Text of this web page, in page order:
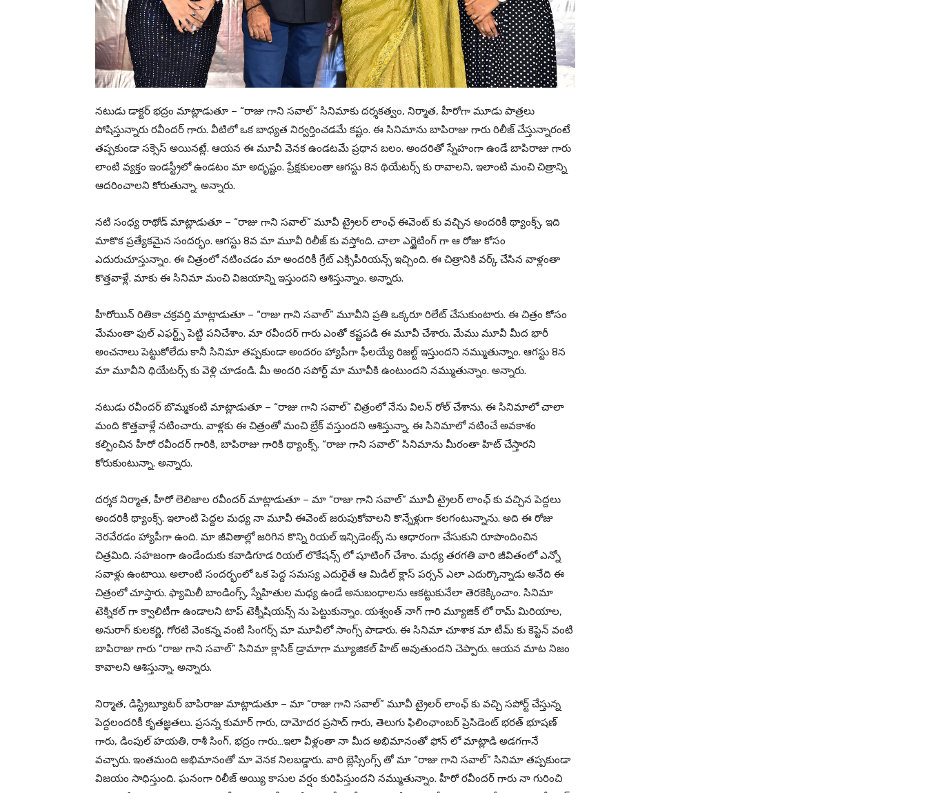
నటుడు డాక్టర్ భద్రం మాట్లాడుతూ – “రాజు గాని సవాల్” సినిమాకు దర్శకత్వం, నిర్మాత, హీరోగా మూడు పాత్రలు
పోషిస్తున్నారు రవీందర్ గారు. వీటిలో ఒక బాధ్యత నిర్వర్తించడమే కష్టం. ఈ సినిమాను బాపిరాజు గారు రిలీజ్ చేస్తున్నారంటే
తప్పకుండా సక్సెస్ అయినట్లే. ఆయన ఈ మూవీ వెనక ఉండటమే ప్రధాన బలం. అందరితో స్నేహంగా ఉండే బాపిరాజు గారు
లాంటి వ్యక్తం ఇండస్ట్రీలో ఉండటం మా అదృష్టం. ప్రేక్షకులంతా ఆగస్టు 8న థియేటర్స్ కు రావాలని, ఇలాంటి మంచి చిత్రాన్ని
ఆదరించాలని కోరుతున్నా. అన్నారు.
నటి సంధ్య రాథోడ్ మాట్లాడుతూ – “రాజు గాని సవాల్” మూవీ ట్రైలర్ లాంఛ్ ఈవెంట్ కు వచ్చిన అందరికీ థ్యాంక్స్. ఇది
మాకొక ప్రత్యేకమైన సందర్భం. ఆగస్టు 8వ మా మూవీ రిలీజ్ కు వస్తోంది. చాలా ఎగ్జైటింగ్ గా ఆ రోజు కోసం
ఎదురుచూస్తున్నాం. ఈ చిత్రంలో నటించడం మా అందరికీ గ్రేట్ ఎక్సిపీరియన్స్ ఇచ్చింది. ఈ చిత్రానికి వర్క్ చేసిన వాళ్లంతా
కొత్తవాళ్లే. మాకు ఈ సినిమా మంచి విజయాన్ని ఇస్తుందని ఆశిస్తున్నాం. అన్నారు.
హీరోయిన్ రితికా చక్రవర్తి మాట్లాడుతూ – “రాజు గాని సవాల్” మూవీని ప్రతి ఒక్కరూ రిలేట్ చేసుకుంటారు. ఈ చిత్రం కోసం
మేమంతా ఫుల్ ఎఫర్ట్స్ పెట్టి పనిచేశాం. మా రవీందర్ గారు ఎంతో కష్టపడి ఈ మూవీ చేశారు. మేము మూవీ మీద భారీ
అంచనాలు పెట్టుకోలేదు కానీ సినిమా తప్పకుండా అందరం హ్యాపీగా ఫీలయ్యే రిజల్ట్ ఇస్తుందని నమ్ముతున్నాం. ఆగస్టు 8న
మా మూవీని థియేటర్స్ కు వెళ్లి చూడండి. మీ అందరి సపోర్ట్ మా మూవీకి ఉంటుందని నమ్ముతున్నాం. అన్నారు.
నటుడు రవీందర్ బొమ్మకంటి మాట్లాడుతూ – “రాజు గాని సవాల్” చిత్రంలో నేను విలన్ రోల్ చేశాను. ఈ సినిమాలో చాలా
మంది కొత్తవాళ్లే నటించారు. వాళ్లకు ఈ చిత్రంతో మంచి బ్రేక్ వస్తుందని ఆశిస్తున్నా. ఈ సినిమాలో నటించే అవకాశం
కల్పించిన హీరో రవీందర్ గారికి, బాపిరాజు గారికి థ్యాంక్స్. “రాజు గాని సవాల్” సినిమాను మీరంతా హిట్ చేస్తారని
కోరుకుంటున్నా. అన్నారు.
దర్శక నిర్మాత, హీరో లెలిజాల రవీందర్ మాట్లాడుతూ – మా “రాజు గాని సవాల్” మూవీ ట్రైలర్ లాంఛ్ కు వచ్చిన పెద్దలు
అందరికీ థ్యాంక్స్. ఇలాంటి పెద్దల మధ్య నా మూవీ ఈవెంట్ జరుపుకోవాలని కొన్నేళ్లుగా కలగంటున్నాను. అది ఈ రోజు
నెరవేరడం హ్యాపీగా ఉంది. మా జీవితాల్లో జరిగిన కొన్ని రియల్ ఇన్సిడెంట్స్ ను ఆధారంగా చేసుకుని రూపొందించిన
చిత్రమిది. సహజంగా ఉండేందుకు కవాడిగూడ రియల్ లొకేషన్స్ లో షూటింగ్ చేశాం. మధ్య తరగతి వారి జీవితంలో ఎన్నో
సవాళ్లు ఉంటాయి. అలాంటి సందర్భంలో ఒక పెద్ద సమస్య ఎదురైతే ఆ మిడిల్ క్లాస్ పర్సన్ ఎలా ఎదుర్కొన్నాడు అనేది ఈ
చిత్రంలో చూస్తారు. ఫ్యామిలీ బాండింగ్స్, స్నేహితుల మధ్య ఉండే అనుబంధాలను ఆకట్టుకునేలా తెరకెక్కించాం. సినిమా
టెక్నికల్ గా క్వాలిటీగా ఉండాలని టాప్ టెక్నీషియన్స్ ను పెట్టుకున్నాం. యశ్వంత్ నాగ్ గారి మ్యూజిక్ లో రామ్ మిరియాల,
అనురాగ్ కులకర్ణి, గోరటి వెంకన్న వంటి సింగర్స్ మా మూవీలో సాంగ్స్ పాడారు. ఈ సినిమా చూశాక మా టీమ్ కు కెప్టెన్ వంటి
బాపిరాజు గారు “రాజు గాని సవాల్” సినిమా క్లాసిక్ డ్రామాగా మ్యూజికల్ హిట్ అవుతుందని చెప్పారు. ఆయన మాట నిజం
కావాలని ఆశిస్తున్నా. అన్నారు.
నిర్మాత, డిస్ట్రిబ్యూటర్ బాపిరాజు మాట్లాడుతూ – మా “రాజు గాని సవాల్” మూవీ ట్రైలర్ లాంఛ్ కు వచ్చి సపోర్ట్ చేస్తున్న
పెద్దలందరికీ కృతజ్ఞతలు. ప్రసన్న కుమార్ గారు, దామోదర ప్రసాద్ గారు, తెలుగు ఫిలింఛాంబర్ ప్రెసిడెంట్ భరత్ భూషణ్
గారు, డింపుల్ హయతి, రాశీ సింగ్, భద్రం గారు…ఇలా వీళ్లంతా నా మీద అభిమానంతో ఫోన్ లో మాట్లాడి అడగగానే
వచ్చారు. ఇంతమంది అభిమానంతో మా వెనక నిలబడ్డారు. వారి బ్లెస్సింగ్స్ తో మా “రాజు గాని సవాల్” సినిమా తప్పకుండా
విజయం సాధిస్తుంది. ఘనంగా రిలీజ్ అయ్యి కాసుల వర్షం కురిపిస్తుందని నమ్ముతున్నాం. హీరో రవీందర్ గారు నా గురించి